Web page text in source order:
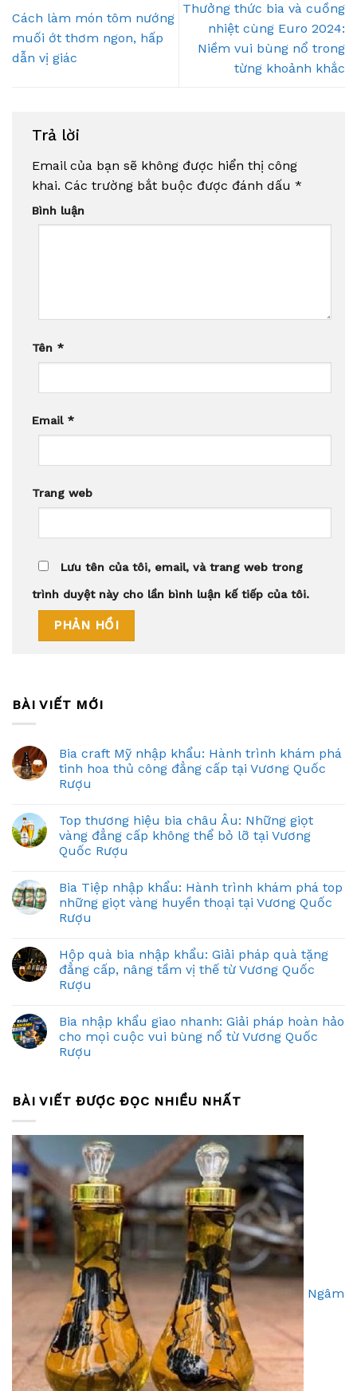
Cách làm món tôm nướng
muối ớt thơm ngon, hấp
dẫn vị giác
Thưởng thức bia và cuồng
nhiệt cùng Euro 2024:
Niềm vui bùng nổ trong
từng khoảnh khắc
Trả lời
Email của bạn sẽ không được hiển thị công
khai. Các trường bắt buộc được đánh dấu *
Bình luận
Tên *
Email *
Trang web
Lưu tên của tôi, email, và trang web trong
trình duyệt này cho lần bình luận kế tiếp của tôi.
BÀI VIẾT MỚI
Bia craft Mỹ nhập khẩu: Hành trình khám phá
tinh hoa thủ công đẳng cấp tại Vương Quốc
Rượu
Top thương hiệu bia châu Âu: Những giọt
vàng đẳng cấp không thể bỏ lỡ tại Vương
Quốc Rượu
Bia Tiệp nhập khẩu: Hành trình khám phá top
những giọt vàng huyền thoại tại Vương Quốc
Rượu
Hộp quà bia nhập khẩu: Giải pháp quà tặng
đẳng cấp, nâng tầm vị thế từ Vương Quốc
Rượu
Bia nhập khẩu giao nhanh: Giải pháp hoàn hảo
cho mọi cuộc vui bùng nổ từ Vương Quốc
Rượu
BÀI VIẾT ĐƯỢC ĐỌC NHIỀU NHẤT
Ngâm